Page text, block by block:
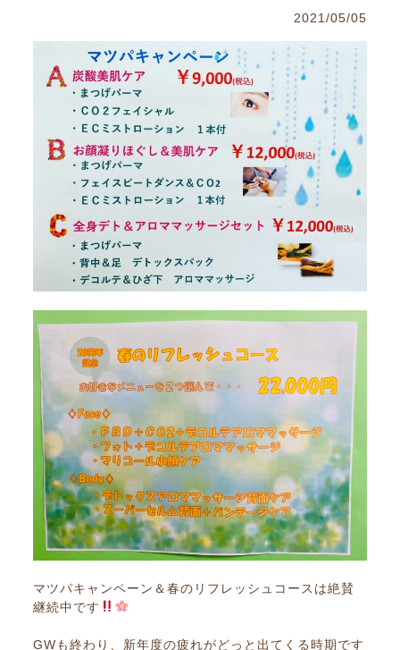
2021/05/05
マツパキャンペーン＆春のリフレッシュコースは絶賛
継続中です
GWも終わり、新年度の疲れがどっと出てくる時期です